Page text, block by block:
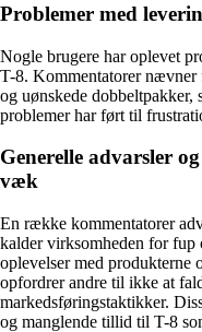
Problemer med
Nogle brugere har oplevet
T-8. Kommentatorer nævner
og uønskede dobbeltpakker,
problemer har ført til
Generelle advarsler
væk
En række kommentatorer
kalder virksomheden for fup
oplevelser med produkterne
opfordrer andre til ikke at
markedsføringstaktikker.
og manglende tillid til T-8